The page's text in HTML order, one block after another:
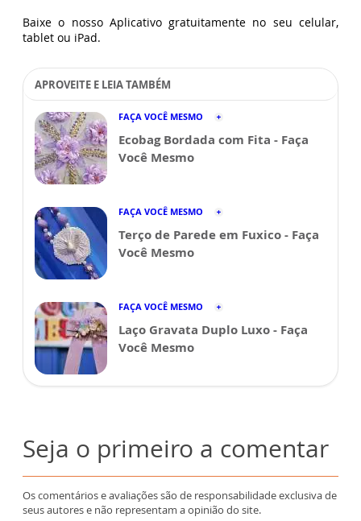
Baixe o nosso Aplicativo gratuitamente no seu celular,
tablet ou iPad.
APROVEITE E LEIA TAMBÉM
FAÇA VOCÊ MESMO
Ecobag Bordada com Fita - Faça
Você Mesmo
FAÇA VOCÊ MESMO
Terço de Parede em Fuxico - Faça
Você Mesmo
FAÇA VOCÊ MESMO
Laço Gravata Duplo Luxo - Faça
Você Mesmo
Seja o primeiro a comentar
Os comentários e avaliações são de responsabilidade exclusiva de
seus autores e não representam a opinião do site.